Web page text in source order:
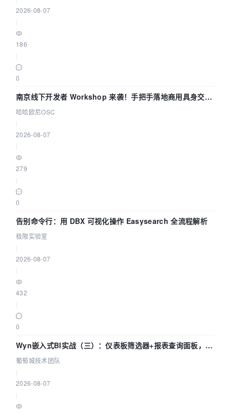
2026-08-07
186
0
南京线下开发者 Workshop 来袭！手把手落地商用具身交互
智能 Agent 应用
哈哈欧尼OSC
2026-08-07
279
0
告别命令行：用 DBX 可视化操作 Easysearch 全流程解析
极限实验室
2026-08-07
432
0
Wyn嵌入式BI实战（三）：仪表板筛选器+报表查询面板，参
数联动全闭环
葡萄城技术团队
2026-08-07